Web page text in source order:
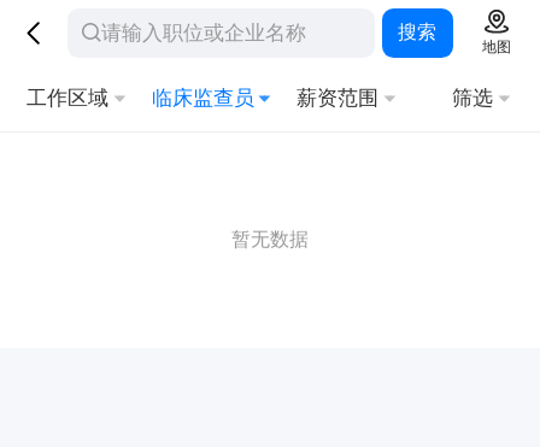
搜索
地图
工作区域 临床监查员 薪资范围 筛选
暂无数据